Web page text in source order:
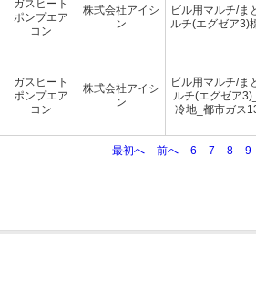
ガスヒート
ポンプエア
コン
株式会社アイシ
ン
ビル用マルチ/ま
ルチ(エグゼア3)
ガスヒート
ポンプエア
コン
株式会社アイシ
ン
ビル用マルチ/ま
ルチ(エグゼア
冷地_都市ガス
最初へ 前へ 6 7 8 9